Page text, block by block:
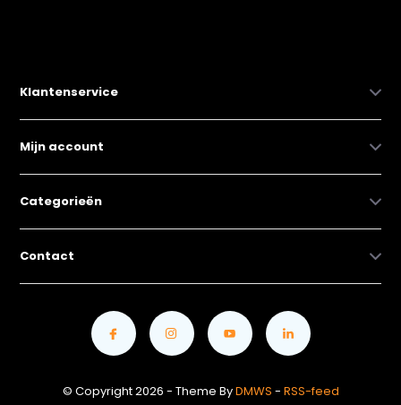
Klantenservice
Mijn account
Categorieën
Contact
© Copyright 2026 - Theme ByDMWS - RSS-feed